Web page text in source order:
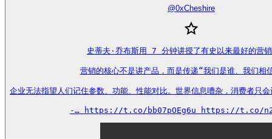
@0xCheshire
史蒂夫·乔布斯用 7 分钟讲授了有史以来最好的营
营销的核心不是讲产品，而是传递“我们是谁、我们相
企业无法指望人们记住参数、功能、性能对比。世界信息嘈杂，消费者只
-… https://t.co/bb07pOEg6u https://t.co/